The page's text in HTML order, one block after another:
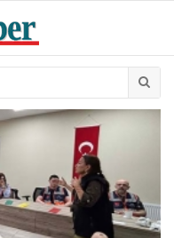
Köşe
Yazarları
Foto
Galeri
Künye
İletişim
Çerez
Politikası
Gizlilik
İlkeleri